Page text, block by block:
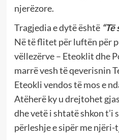
njerëzore.
Tragjedia e dytë është
Në të flitet për luftën për
vëllezërve – Eteoklit dhe
marrë vesh të qeverisnin
Eteokli vendos të mos e
Atëherë ky u drejtohet
dhe vetë i shtatë shkon
përleshje e sipër me